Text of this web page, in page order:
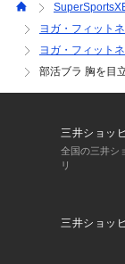
●そんな悩める方
せにくいブラ」
・成長期のバス
・カップ裏と身
をおさえて上下
らかなシルエットに
2.綿混素材を使
3.ブラっぽくな
ヨガ・フィット
ヨガ・フィット
部活ブラ 胸を目
三井ショッ
全国の三井シ
リ
三井ショッ